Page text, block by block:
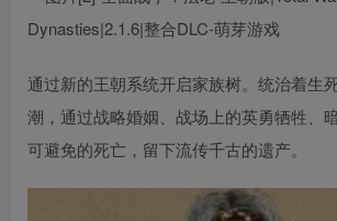
通过新的王朝系统开启家族树。统治着生
潮，通过战略婚姻、战场上的英勇牺牲、
可避免的死亡，留下流传千古的遗产。